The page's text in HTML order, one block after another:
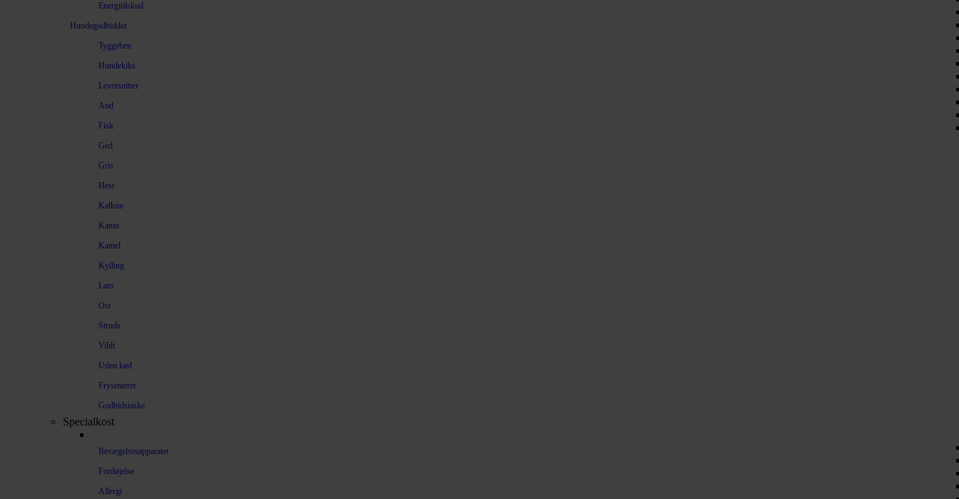
Energitilskud
Hundegodbidder
Tyggeben
Hundekiks
Leversnitter
And
Fisk
Ged
Gris
Hest
Kalkun
Kanin
Kamel
Kylling
Lam
Ost
Struds
Vildt
Uden kød
Frysetørret
Godbidstaske
Specialkost
Bevægelsesapparatet
Fordøjelse
Allergi